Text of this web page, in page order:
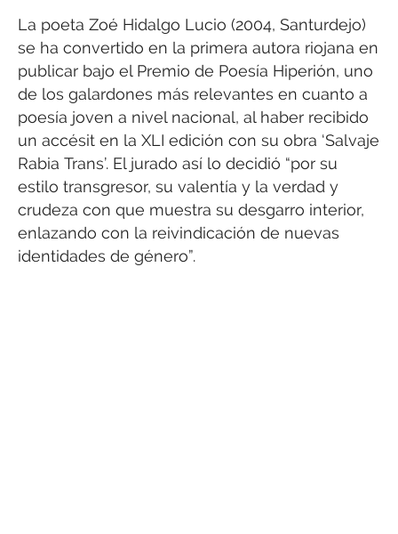
La poeta Zoé Hidalgo Lucio (2004, Santurdejo)
se ha convertido en la primera autora riojana en
publicar bajo el Premio de Poesía Hiperión, uno
de los galardones más relevantes en cuanto a
poesía joven a nivel nacional, al haber recibido
un accésit en la XLI edición con su obra ‘Salvaje
Rabia Trans’. El jurado así lo decidió “por su
estilo transgresor, su valentía y la verdad y
crudeza con que muestra su desgarro interior,
enlazando con la reivindicación de nuevas
identidades de género”.